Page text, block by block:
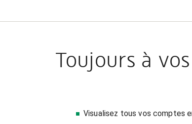
Toujours à
Visualisez tous vos comptes